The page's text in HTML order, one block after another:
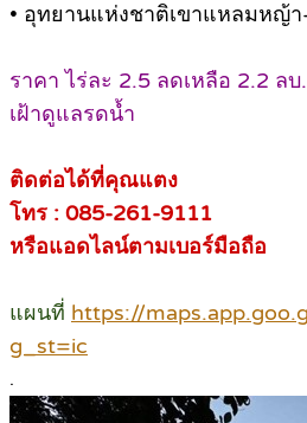
• อุทยานแห่งชาติเขาแหลมหญ้า
ราคา ไร่ละ 2.5 ลดเหลือ 2.2 ล
เฝ้าดูแลรดน้ำ
ติดต่อได้ที่คุณแตง
โทร : 085-261-9111
หรือแอดไลน์ตามเบอร์มือถือ
แผนที่ https://
g_st=ic
.